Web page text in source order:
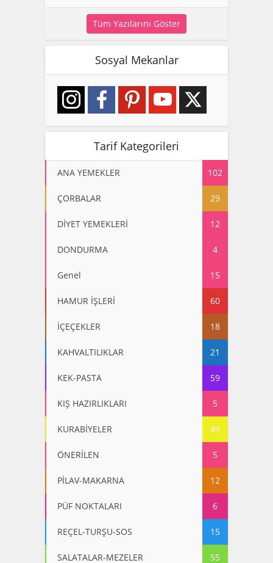
Tüm Yazılarını Göster
Sosyal Mekanlar
Tarif Kategorileri
ANA YEMEKLER 102
ÇORBALAR 29
DİYET YEMEKLERİ 12
DONDURMA 4
Genel 15
HAMUR İŞLERİ 60
İÇEÇEKLER 18
KAHVALTILIKLAR 21
KEK-PASTA 59
KIŞ HAZIRLIKLARI 5
KURABİYELER 49
ÖNERİLEN 5
PİLAV-MAKARNA 12
PÜF NOKTALARI 6
REÇEL-TURŞU-SOS 15
SALATALAR-MEZELER 55